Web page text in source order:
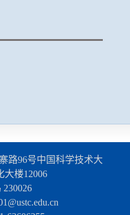
路96号中国科学技术大
大楼12006